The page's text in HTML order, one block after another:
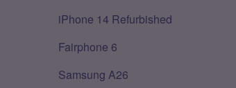
iPhone 14 Refurbished
Fairphone 6
Samsung A26